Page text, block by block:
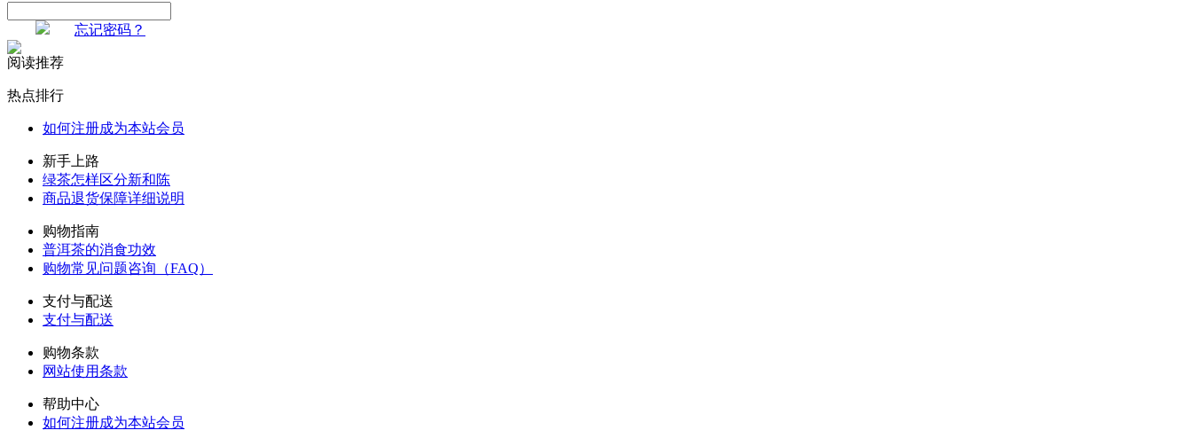
忘记密码？
阅读推荐
热点排行
如何注册成为本站会员
新手上路
绿茶怎样区分新和陈
商品退货保障详细说明
购物指南
普洱茶的消食功效
购物常见问题咨询（FAQ）
支付与配送
支付与配送
购物条款
网站使用条款
帮助中心
如何注册成为本站会员